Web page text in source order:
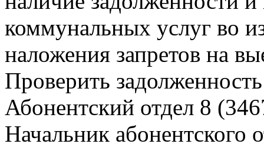
коммунальных услуг во
наложения запретов на
Проверить
Абонентский отдел 8
Начальник абонентского